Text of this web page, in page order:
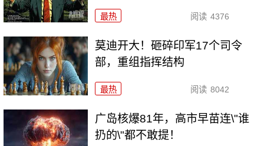
最热 阅读 4376
莫迪开大！砸碎印军17个司令
部，重组指挥结构
最热 阅读 8042
广岛核爆81年，高市早苗连\"谁
扔的\"都不敢提！